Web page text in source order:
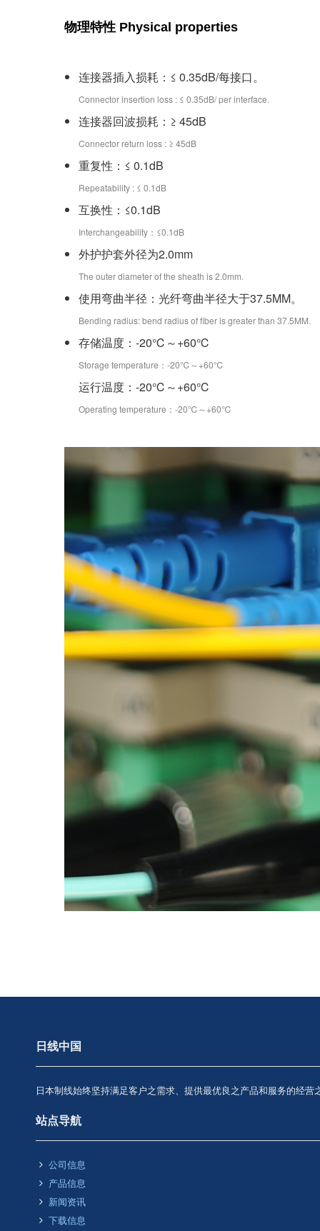
物理特性 Physical properties
连接器插入损耗：≤ 0.35dB/每接口。
Connector insertion loss : ≤ 0.35dB/ per interface.
连接器回波损耗：≥ 45dB
Connector return loss : ≥ 45dB
重复性：≤ 0.1dB
Repeatability : ≤ 0.1dB
互换性：≤0.1dB
Interchangeability：≤0.1dB
外护护套外径为2.0mm
The outer diameter of the sheath is 2.0mm.
使用弯曲半径：光纤弯曲半径大于37.5MM。
Bending radius: bend radius of fiber is greater than 37.5MM.
存储温度：-20℃～+60℃
Storage temperature：-20℃～+60℃
运行温度：-20℃～+60℃
Operating temperature：-20℃～+60℃
日线中国
日本制线始终坚持满足客户之需求、提供最优良之产品和服务的经
站点导航
公司信息
产品信息
新闻资讯
下载信息